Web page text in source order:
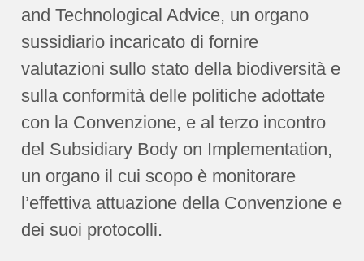
and Technological Advice, un organo
sussidiario incaricato di fornire
valutazioni sullo stato della biodiversità e
sulla conformità delle politiche adottate
con la Convenzione, e al terzo incontro
del Subsidiary Body on Implementation,
un organo il cui scopo è monitorare
l’effettiva attuazione della Convenzione e
dei suoi protocolli.